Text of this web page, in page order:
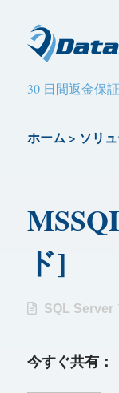
30 日間返金保証
ホーム> ソリ
ド]
SQL Server
今すぐ共有：